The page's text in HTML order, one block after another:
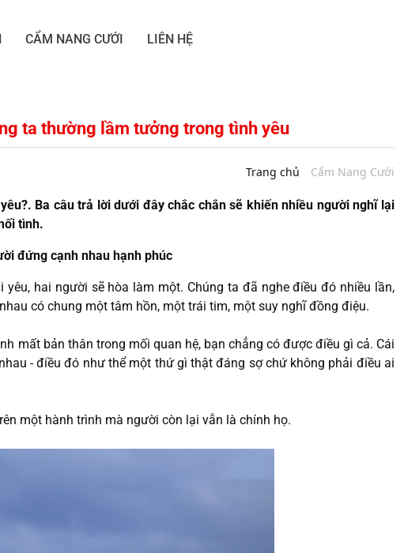
CẨM NANG CƯỚI LIÊN HỆ
ta thường lầm tưởng trong tình yêu
Trang chủ Cẩm Nang Cưới
Ba câu trả lời dưới đây chắc chắn sẽ khiến nhiều người nghĩ lại
tình.
đứng cạnh nhau hạnh phúc
hai người sẽ hòa làm một. Chúng ta đã nghe điều đó nhiều lần,
có chung một tâm hồn, một trái tim, một suy nghĩ đồng điệu.
mất bản thân trong mối quan hệ, bạn chẳng có được điều gì cả. Cái
- điều đó như thể một thứ gì thật đáng sợ chứ không phải điều ai
một hành trình mà người còn lại vẫn là chính họ.